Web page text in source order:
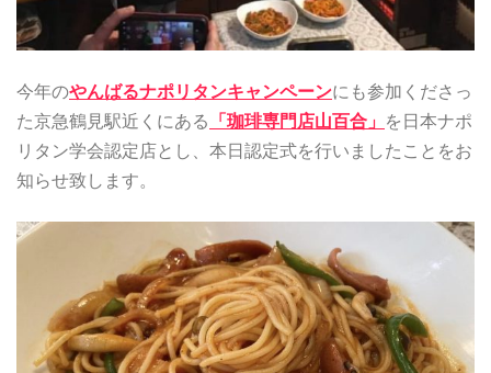
今年のやんばるナポリタンキャンペーンにも参加くださっ
た京急鶴見駅近くにある 「珈琲専門店山百合」 を日本ナポ
リタン学会認定店とし、本日認定式を行いましたことをお
知らせ致します。